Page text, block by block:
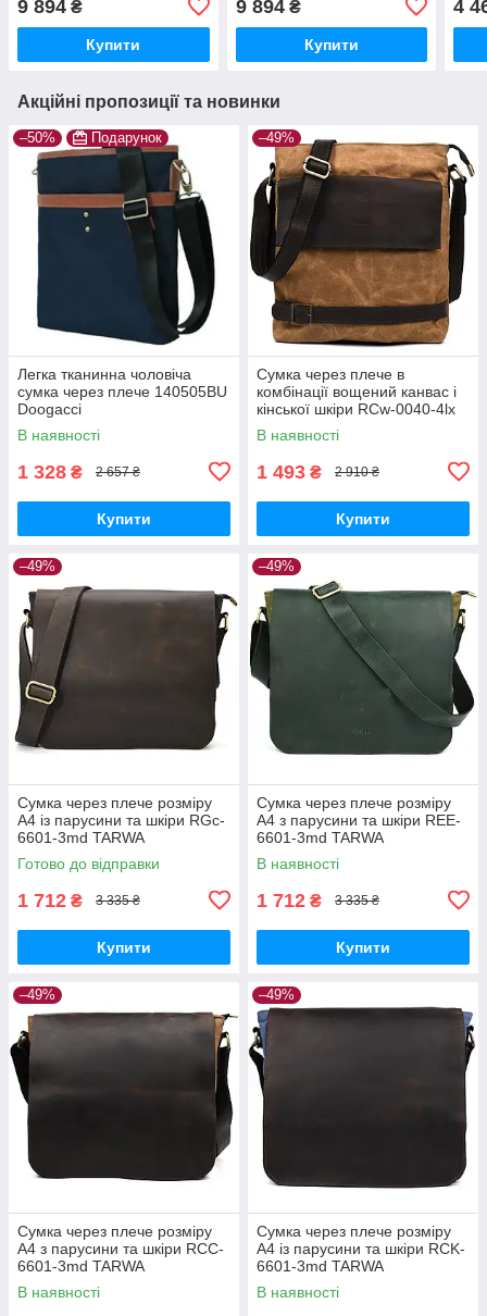
9 894 ₴
Купити
9 894₴
Купити
4
Акційні пропозиції та новинки
–50% Подарунок
Легка тканинна чоловіча
сумка через плече 140505BU
Doogacci
В наявності
1 328 ₴ 2 657 ₴
Купити
–49%
Сумка через плече в
комбінації вощений канвас і
кінської шкіри RCw-0040-4lx
TARWA
В наявності
1 493 ₴ 2 910 ₴
Купити
–49%
Сумка через плече розміру
А4 із парусини та шкіри RGc-
6601-3md TARWA
Готово до відправки
1 712 ₴ 3 335 ₴
Купити
–49%
Сумка через плече розміру
А4 з парусини та шкіри REE-
6601-3md TARWA
В наявності
1 712 ₴ 3 335 ₴
Купити
–49%
Сумка через плече розміру
А4 з парусини та шкіри RCC-
6601-3md TARWA
В наявності
–49%
Сумка через плече розміру
А4 із парусини та шкіри RCK-
6601-3md TARWA
В наявності